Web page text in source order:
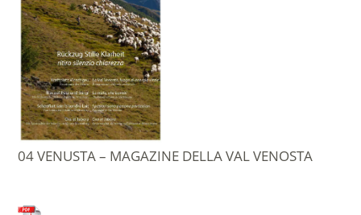
04 VENUSTA – MAGAZINE DELLA VAL VENOSTA